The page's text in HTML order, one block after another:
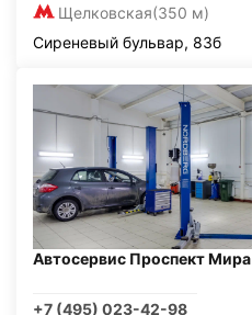
Щелковская(350 м)
Сиреневый бульвар, 83б
Автосервис Проспект Мира
+7 (495) 023-42-98